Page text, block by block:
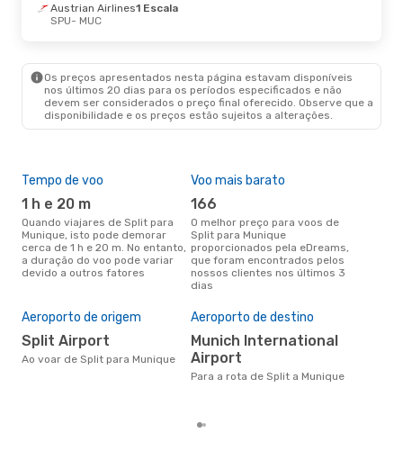
Austrian Airlines1 Escala
SPU- MUC
Os preços apresentados nesta página estavam disponíveis
nos últimos 20 dias para os períodos especificados e não
devem ser considerados o preço final oferecido. Observe que a
disponibilidade e os preços estão sujeitos a alterações.
Tempo de voo
1 h e 20 m
Quando viajares de Split para
Munique, isto pode demorar
cerca de 1 h e 20 m. No entanto,
a duração do voo pode variar
devido a outros fatores
Voo mais barato
166
O melhor preço para voos de
Split para Munique
proporcionados pela eDreams,
que foram encontrados pelos
nossos clientes nos últimos 3
dias
Aeroporto de origem
Split Airport
Ao voar de Split para Munique
Aeroporto de destino
Munich International
Airport
Para a rota de Split a Munique